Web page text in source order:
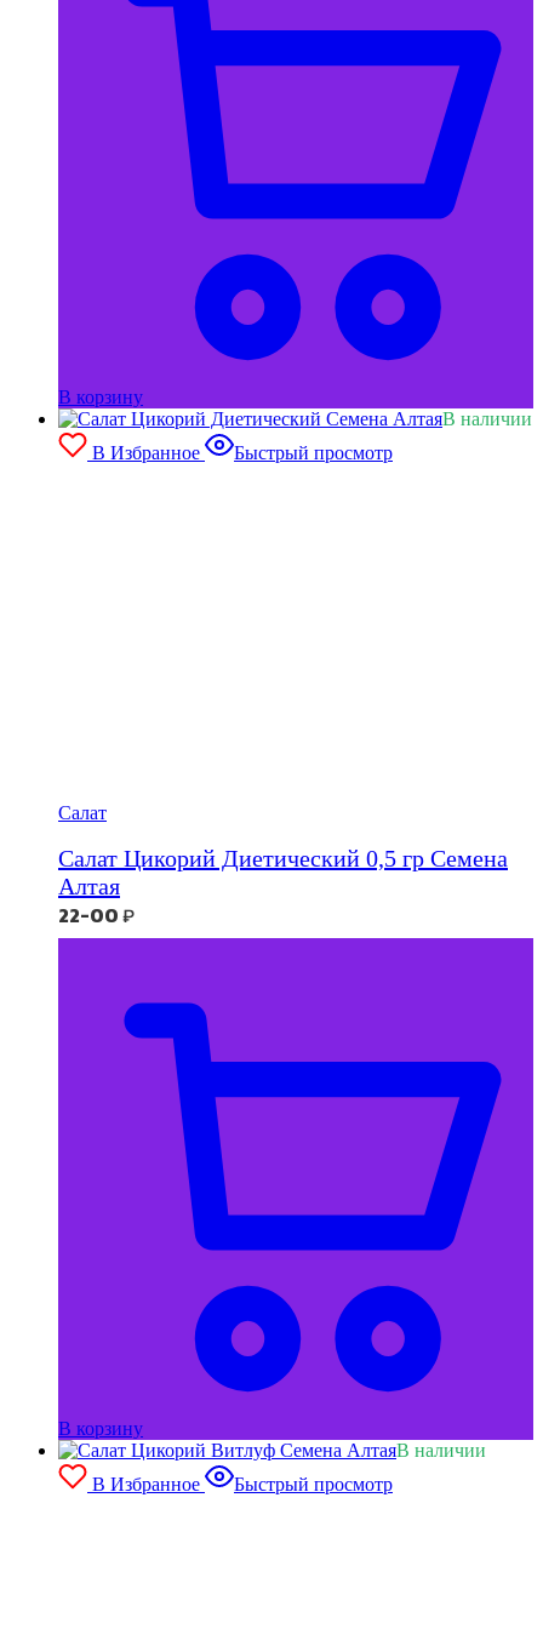
В корзину
В наличии
В Избранное
Быстрый просмотр
Салат
Салат Цикорий Диетический 0,5 гр Семена
Алтая
22-00₽
В корзину
В наличии
В Избранное
Быстрый просмотр